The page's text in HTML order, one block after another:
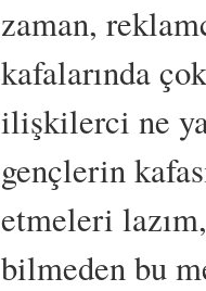
zaman,
kafalarında
ilişkilerci ne
gençlerin
etmeleri
bilmeden bu